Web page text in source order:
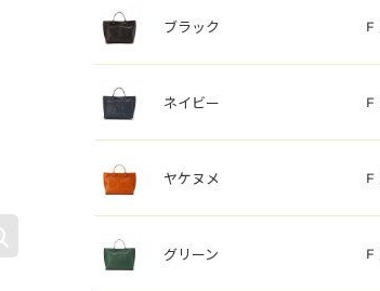
ブラック F
ネイビー F
ヤケヌメ F
グリーン F